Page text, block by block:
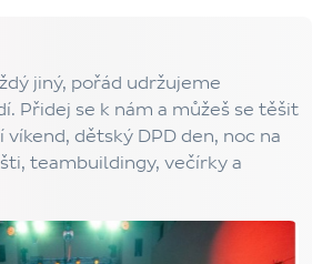
jiný, pořád udržujeme
Přidej se k nám a můžeš se těšit
dětský DPD den, noc na
teambuildingy, večírky a